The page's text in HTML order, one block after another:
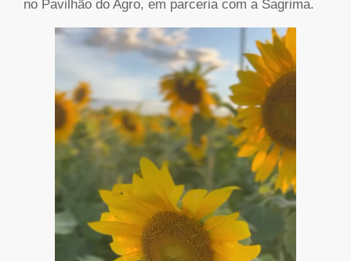
no Pavilhão do Agro, em parceria com a Sagrima.